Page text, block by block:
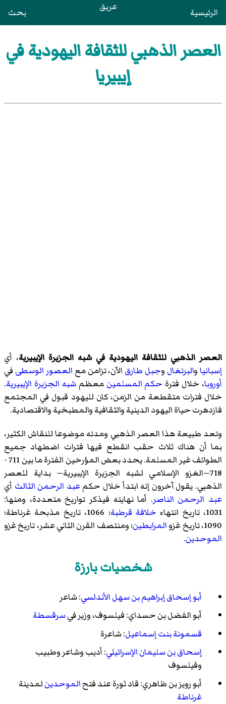
الرئيسية عريق بحث
العصر الذهبي للثقافة اليهودية في
إيبيريا
العصر الذهبي للثقافة اليهودية في شبه الجزيرة الإيبيرية، أي
إسبانياوالبرتغال وجبل طارق الآن، تزامن مع العصور الوسطىفي
أوروبا، خلال فترة حكم المسلمين معظمشبه الجزيرة الإيبيرية.
خلال فترات متقطعة من الزمن، كان لليهود قبول في المجتمع
فازدهرت حياة اليهود الدينية والثقافية والمطبخية والاقتصادية.
وتعد طبيعة هذا العصر الذهبي ومدته موضوعا للنقاش الكثير،
بما أن هناك ثلاث حقب انقطع فيها فترات اضطهاد جميع
الطوائف غير المسلمة. يحدد بعض المؤرخين الفترة ما بين 711 -
718—الغزو الإسلامي لشبه الجزيرة الإيبيرية— بداية للعصر
الذهبي. يقول آخرون إنه ابتدأ خلال حكمعبد الرحمن الثالث أي
عبد الرحمن الناصر. أما نهايته فيذكر تواريخ متعددة، ومنها:
1031، تاريخ انتهاء
خلافة قرطبة؛ 1066، تاريخ مذبحة غرناطة؛
1090، تاريخ غزو
المرابطين؛ ومنتصف القرن الثاني عشر، تاريخ غزو
الموحدين.
شخصيات بارزة
أبو إسحاق إبراهيم بن سهل الأندلسي: شاعر
أبو الفضل بن حسداي: فيلسوف، وزير فيسرقسطة
قسمونة بنت إسماعيل: شاعرة
إسحاق بن سليمان الإسرائيلي: أديب وشاعر وطبيب
وفيلسوف
أبو رويز بن ظاهري: قاد ثورة عند فتحالموحدينلمدينة
غرناطة